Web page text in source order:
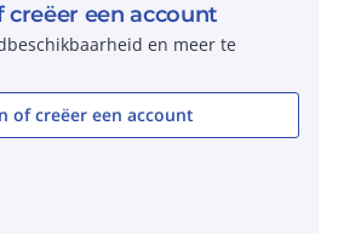
creëer een account
en meer te
of creëer een account